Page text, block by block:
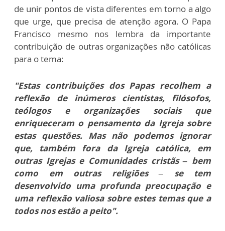
de unir pontos de vista diferentes em torno a algo
que urge, que precisa de atenção agora. O Papa
Francisco mesmo nos lembra da importante
contribuição de outras organizações não católicas
para o tema:
"Estas contribuições dos Papas recolhem a
reflexão de inúmeros cientistas, filósofos,
teólogos e organizações sociais que
enriqueceram o pensamento da Igreja sobre
estas questões. Mas não podemos ignorar
que, também fora da Igreja católica, em
outras Igrejas e Comunidades cristãs – bem
como em outras religiões – se tem
desenvolvido uma profunda preocupação e
uma reflexão valiosa sobre estes temas que a
todos nos estão a peito".